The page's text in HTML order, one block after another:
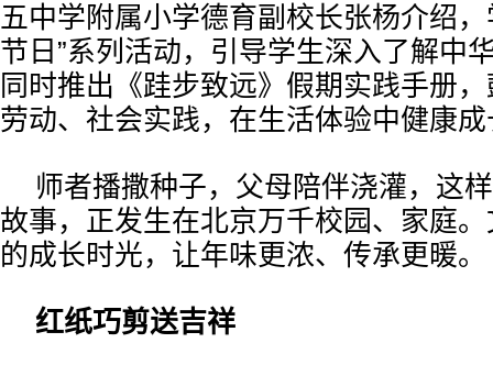
五中学附属小学德育副校长张杨介绍
节日”系列活动，引导学生深入了解中
同时推出《跬步致远》假期实践手册
劳动、社会实践，在生活体验中健康
师者播撒种子，父母陪伴浇灌，这
故事，正发生在北京万千校园、家庭
的成长时光，让年味更浓、传承更暖。
红纸巧剪送吉祥